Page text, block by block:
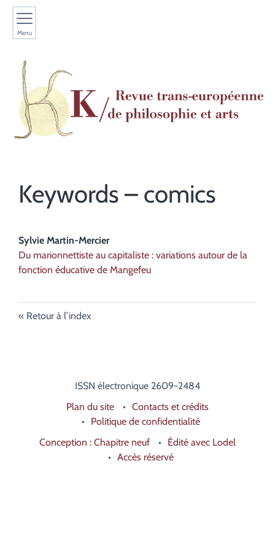
Menu
Keywords – comics
Sylvie Martin-Mercier
Du marionnettiste au capitaliste : variations autour de la
fonction éducative de Mangefeu
Retour à l’index
ISSN électronique 2609-2484
Plan du site
Contacts et crédits
Politique de confidentialité
Conception : Chapitre neuf
Édité avec Lodel
Accès réservé